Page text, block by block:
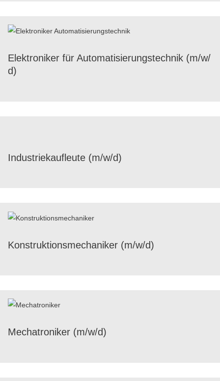
Elek­tro­ni­ker für Auto­ma­ti­sie­rungs­tech­nik (m/​w/​
d)
Indus­trie­kauf­leute (m/​w/​d)
Konstruk­ti­ons­me­cha­ni­ker (m/​w/​d)
Mecha­tro­ni­ker (m/​w/​d)